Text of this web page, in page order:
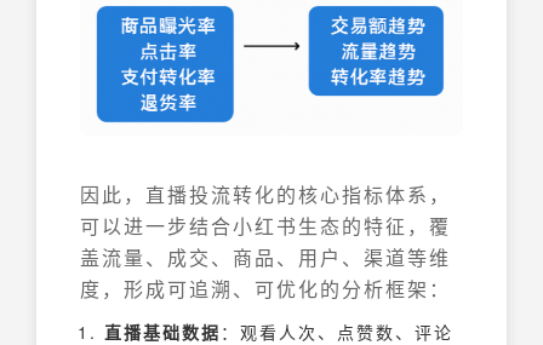
因此，直播投流转化的核心指标体系，
可以进一步结合小红书生态的特征，覆
盖流量、成交、商品、用户、渠道等维
度，形成可追溯、可优化的分析框架：
直播基础数据 ：观看人次、点赞数、评论